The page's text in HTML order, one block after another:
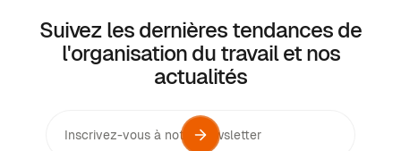
Suivez les dernières tendances de
l'organisation du travail et nos
actualités